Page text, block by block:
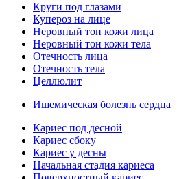
Круги под глазами
Купероз на лице
Неровный тон кожи лица
Неровный тон кожи тела
Отечность лица
Отечность тела
Целлюлит
Ишемическая болезнь сердца
Кариес под десной
Кариес сбоку
Кариес у десны
Начальная стадия кариеса